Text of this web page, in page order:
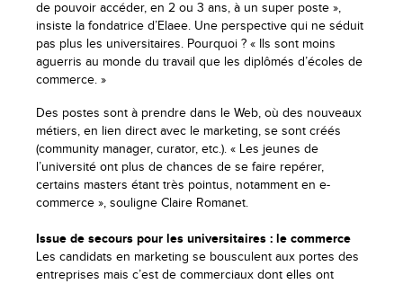
de pouvoir accéder, en 2 ou 3 ans, à un super poste »,
insiste la fondatrice d’Elaee. Une perspective qui ne séduit
pas plus les universitaires. Pourquoi ? « Ils sont moins
aguerris au monde du travail que les diplômés d’écoles de
commerce. »
Des postes sont à prendre dans le Web, où des nouveaux
métiers, en lien direct avec le marketing, se sont créés
(community manager, curator, etc.). « Les jeunes de
l’université ont plus de chances de se faire repérer,
certains masters étant très pointus, notamment en e-
commerce », souligne Claire Romanet.
Issue de secours pour les universitaires : le commerce
Les candidats en marketing se bousculent aux portes des
entreprises mais c’est de commerciaux dont elles ont